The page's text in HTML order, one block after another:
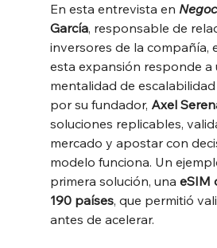
En esta entrevista en
García, responsable de
inversores de la compañía,
esta expansión responde a
mentalidad de
por su fundador, Axel
soluciones replicables,
mercado y apostar con
modelo funciona. Un
primera solución, una eSIM
190 países, que permitió
antes de acelerar.